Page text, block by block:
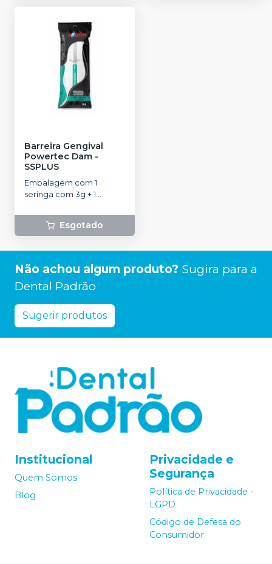
Barreira Gengival
Powertec Dam -
SSPLUS
Embalagem com 1
seringa com 3g + 1
Esgotado
Não achou algum produto? Sugira para a
Dental Padrão
Sugerir produtos
Institucional
Quem Somos
Blog
Privacidade e
Segurança
Política de Privacidade -
LGPD
Código de Defesa do
Consumidor